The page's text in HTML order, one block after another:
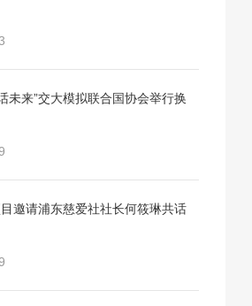
未来”交大模拟联合国协会举行换
目邀请浦东慈爱社社长何筱琳共话